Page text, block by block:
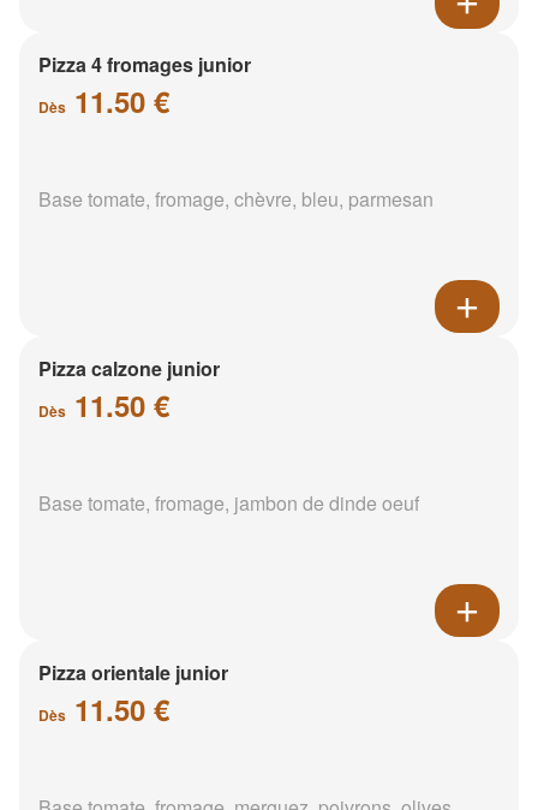
Pizza 4 fromages junior
Dès 11.50 €
Base tomate, fromage, chèvre, bleu, parmesan
Pizza calzone junior
Dès 11.50 €
Base tomate, fromage, jambon de dinde oeuf
Pizza orientale junior
Dès 11.50 €